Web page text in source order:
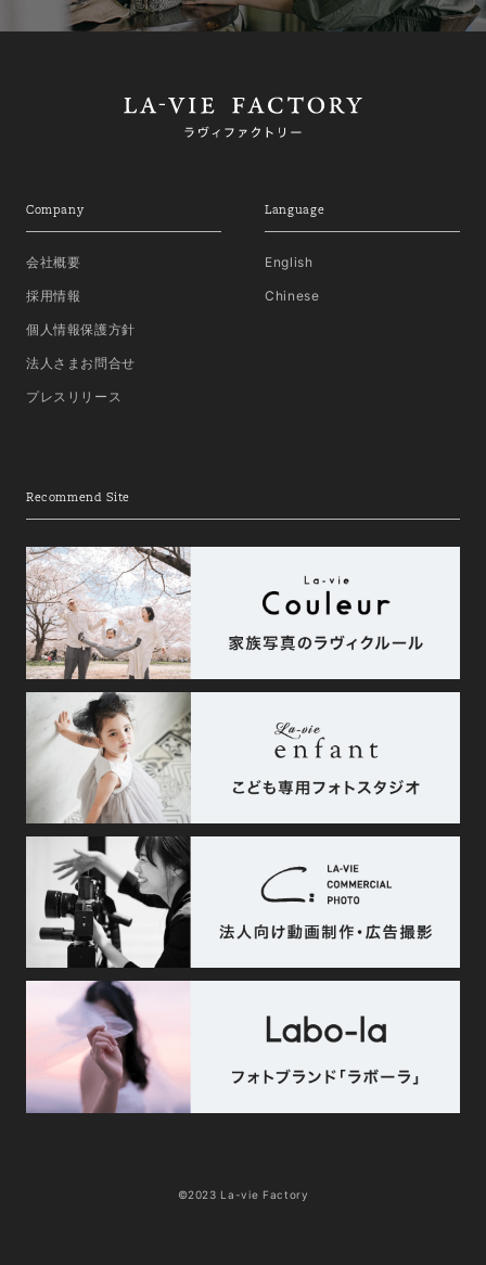
Company
会社概要
採用情報
個人情報保護方針
法人さまお問合せ
プレスリリース
Language
English
Chinese
Recommend Site
©2023 La-vie Factory